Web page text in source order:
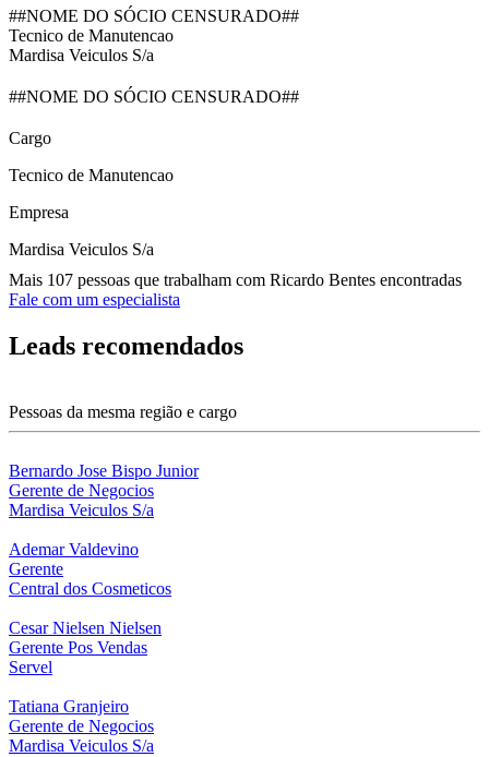
##NOME DO SÓCIO CENSURADO##
Tecnico de Manutencao
Mardisa Veiculos S/a
##NOME DO SÓCIO CENSURADO##
Cargo
Tecnico de Manutencao
Empresa
Mardisa Veiculos S/a
Mais 107 pessoas que trabalham com Ricardo Bentes encontradas
Fale com um especialista
Leads recomendados
Pessoas da mesma região e cargo
Bernardo Jose Bispo Junior
Gerente de Negocios
Mardisa Veiculos S/a
Ademar Valdevino
Gerente
Central dos Cosmeticos
Cesar Nielsen Nielsen
Gerente Pos Vendas
Servel
Tatiana Granjeiro
Gerente de Negocios
Mardisa Veiculos S/a